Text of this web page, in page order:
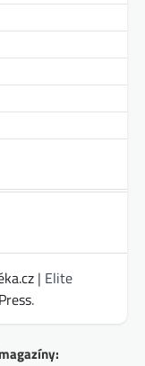
| Elite
.